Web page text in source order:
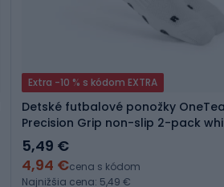
Extra -10 % s kódom EXTRA
Detské futbalové ponožky
Precision Grip non-slip 2-pack
5,49 €
4,94 €cena s kódom
Najnižšia cena: 5,49 €